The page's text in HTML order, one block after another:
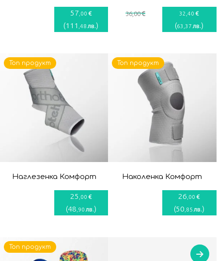
57 ,00 €
(111 ,48 лв.)
36,00€ 32 ,40 €
(63 ,37 лв.)
Наглезенка Комфорт
25 ,00 €
(48 ,90 лв.)
Топ продукт
Наколенка Комфорт
26 ,00 €
(50 ,85 лв.)
Топ продукт
Топ продукт